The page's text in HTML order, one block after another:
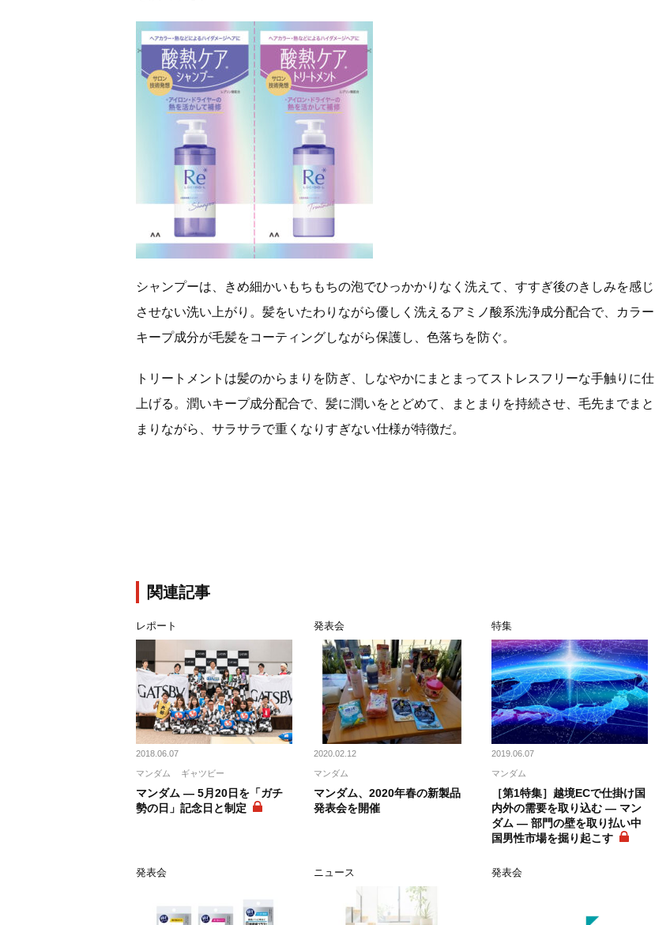
シャンプーは、きめ細かいもちもちの泡でひっかかりなく洗えて、すすぎ後のきしみを感じ
させない洗い上がり。髪をいたわりながら優しく洗えるアミノ酸系洗浄成分配合で、カラー
キープ成分が毛髪をコーティングしながら保護し、色落ちを防ぐ。
トリートメントは髪のからまりを防ぎ、しなやかにまとまってストレスフリーな手触りに仕
上げる。潤いキープ成分配合で、髪に潤いをとどめて、まとまりを持続させ、毛先までまと
まりながら、サラサラで重くなりすぎない仕様が特徴だ。
関連記事
レポート
2018.06.07
マンダム ギャツビー
マンダム ― 5月20日を「ガチ
勢の日」記念日と制定
発表会
2020.02.12
マンダム
マンダム、2020年春の新製品
発表会を開催
特集
2019.06.07
マンダム
［第1特集］越境ECで仕掛け国
内外の需要を取り込む ― マン
ダム ― 部門の壁を取り払い中
国男性市場を掘り起こす
発表会 ニュース 発表会